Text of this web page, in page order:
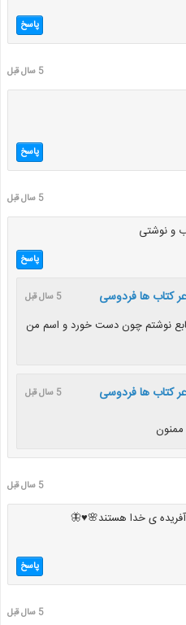
پاسخ
5 سال قبل
پاسخ
5 سال قبل
و نوشتی
پاسخ
کتاب ها فردوسی 5 سال قبل
نوشتم چون دست خورد و اسم من
کتاب ها فردوسی 5 سال قبل
ممنون
5 سال قبل
ی خدا هستند🌸⁦♥️⁩🦋
پاسخ
5 سال قبل